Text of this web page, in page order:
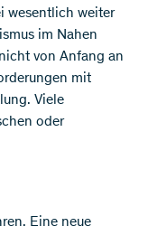
wesentlich weiter
im Nahen
von Anfang an
mit
Viele
oder
Eine neue